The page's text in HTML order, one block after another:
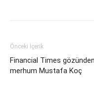
Önceki İçerik
Financial Times gözünden
merhum Mustafa Koç